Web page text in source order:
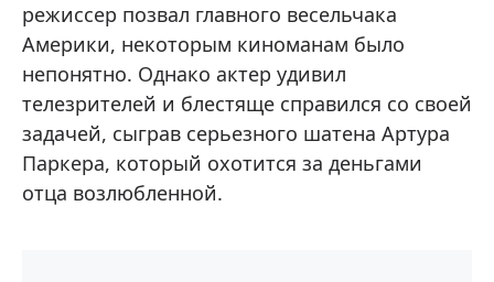
режиссер позвал главного весельчака
Америки, некоторым киноманам было
непонятно. Однако актер удивил
телезрителей и блестяще справился со своей
задачей, сыграв серьезного шатена Артура
Паркера, который охотится за деньгами
отца возлюбленной.